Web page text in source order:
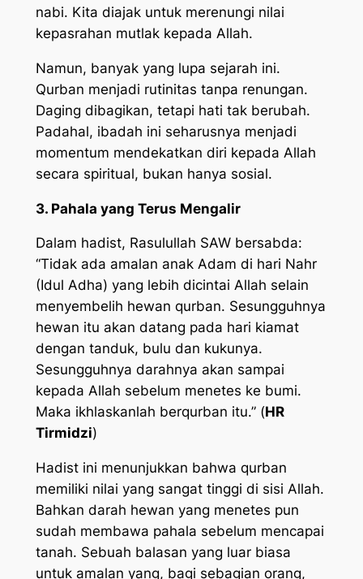
nabi. Kita diajak untuk merenungi nilai
kepasrahan mutlak kepada Allah.
Namun, banyak yang lupa sejarah ini.
Qurban menjadi rutinitas tanpa renungan.
Daging dibagikan, tetapi hati tak berubah.
Padahal, ibadah ini seharusnya menjadi
momentum mendekatkan diri kepada Allah
secara spiritual, bukan hanya sosial.
3. Pahala yang Terus Mengalir
Dalam hadist, Rasulullah SAW bersabda:
“Tidak ada amalan anak Adam di hari Nahr
(Idul Adha) yang lebih dicintai Allah selain
menyembelih hewan qurban. Sesungguhnya
hewan itu akan datang pada hari kiamat
dengan tanduk, bulu dan kukunya.
Sesungguhnya darahnya akan sampai
kepada Allah sebelum menetes ke bumi.
Maka ikhlaskanlah berqurban itu.” (HR
Tirmidzi)
Hadist ini menunjukkan bahwa qurban
memiliki nilai yang sangat tinggi di sisi Allah.
Bahkan darah hewan yang menetes pun
sudah membawa pahala sebelum mencapai
tanah. Sebuah balasan yang luar biasa
untuk amalan yang, bagi sebagian orang,